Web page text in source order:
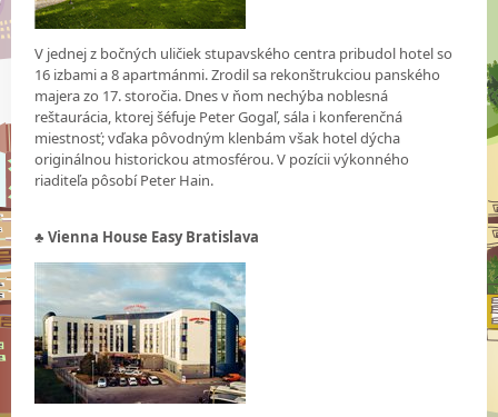
V jednej z bočných uličiek stupavského centra pribudol hotel so
16 izbami a 8 apartmánmi. Zrodil sa rekonštrukciou panského
majera zo 17. storočia. Dnes v ňom nechýba noblesná
reštaurácia, ktorej šéfuje Peter Gogaľ, sála i konferenčná
miestnosť; vďaka pôvodným klenbám však hotel dýcha
originálnou historickou atmosférou. V pozícii výkonného
riaditeľa pôsobí Peter Hain.
♣ Vienna House Easy Bratislava